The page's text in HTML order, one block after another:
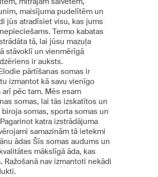
maisījuma pudelītēm un
jūs atradīsiet visu, kas jums
Termo kabatas
tā, lai jūsu mazuļa
stāvoklī un vienmērīgā
ir auksts.
pārtīšanas somas ir
izmantot kā savu vienīgo
pēc tam. Mēs esam
somas, lai tās izskatītos un
somas, sporta somas un
katra izstrādājuma
samazinām tā ietekmi
ādas Šīs somas audums un
mākslīgā āda, kas
Ražošanā nav izmantoti nekādi